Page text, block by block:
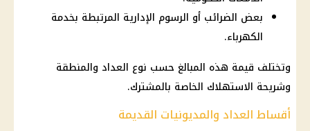
بعض الضرائب أو الرسوم الإدارية المرتبطة بخدمة
الكهرباء.
وتختلف قيمة هذه المبالغ حسب نوع العداد والمنطقة
وشريحة الاستهلاك الخاصة بالمشترك.
أقساط العداد والمديونيات القديمة